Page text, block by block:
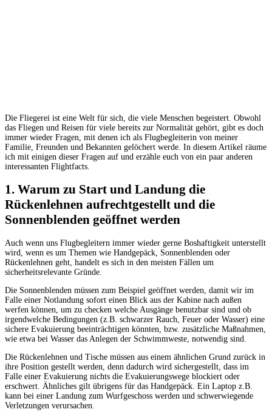
Die Fliegerei ist eine Welt für sich, die viele Menschen begeistert. Obwohl
das Fliegen und Reisen für viele bereits zur Normalität gehört, gibt es doch
immer wieder Fragen, mit denen ich als Flugbegleiterin von meiner
Familie, Freunden und Bekannten gelöchert werde. In diesem Artikel räume
ich mit einigen dieser Fragen auf und erzähle euch von ein paar anderen
interessanten Flightfacts.
1. Warum zu Start und Landung die
Rückenlehnen aufrechtgestellt und die
Sonnenblenden geöffnet werden
Auch wenn uns Flugbegleitern immer wieder gerne Boshaftigkeit unterstellt
wird, wenn es um Themen wie Handgepäck, Sonnenblenden oder
Rückenlehnen geht, handelt es sich in den meisten Fällen um
sicherheitsrelevante Gründe.
Die Sonnenblenden müssen zum Beispiel geöffnet werden, damit wir im
Falle einer Notlandung sofort einen Blick aus der Kabine nach außen
werfen können, um zu checken welche Ausgänge benutzbar sind und ob
irgendwelche Bedingungen (z.B. schwarzer Rauch, Feuer oder Wasser) eine
sichere Evakuierung beeinträchtigen könnten, bzw. zusätzliche Maßnahmen,
wie etwa bei Wasser das Anlegen der Schwimmweste, notwendig sind.
Die Rückenlehnen und Tische müssen aus einem ähnlichen Grund zurück in
ihre Position gestellt werden, denn dadurch wird sichergestellt, dass im
Falle einer Evakuierung nichts die Evakuierungswege blockiert oder
erschwert. Ähnliches gilt übrigens für das Handgepäck. Ein Laptop z.B.
kann bei einer Landung zum Wurfgeschoss werden und schwerwiegende
Verletzungen verursachen.